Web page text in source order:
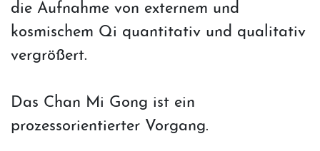
die Aufnahme von externem und
kosmischem Qi quantitativ und qualitativ
vergrößert.
Das Chan Mi Gong ist ein
prozessorientierter Vorgang.